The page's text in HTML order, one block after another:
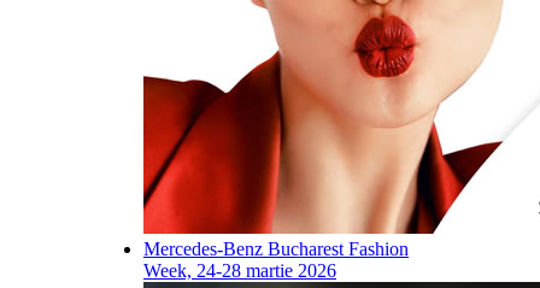
Mercedes-Benz Bucharest Fashion
Week, 24-28 martie 2026